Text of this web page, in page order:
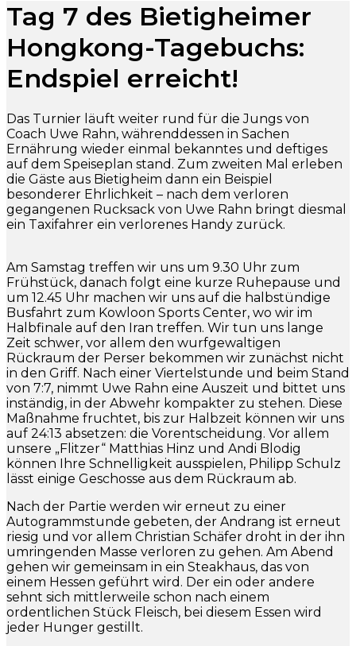
Tag 7 des Bietigheimer
Hongkong-Tagebuchs:
Endspiel erreicht!
Das Turnier läuft weiter rund für die Jungs von
Coach Uwe Rahn, währenddessen in Sachen
Ernährung wieder einmal bekanntes und deftiges
auf dem Speiseplan stand. Zum zweiten Mal erleben
die Gäste aus Bietigheim dann ein Beispiel
besonderer Ehrlichkeit – nach dem verloren
gegangenen Rucksack von Uwe Rahn bringt diesmal
ein Taxifahrer ein verlorenes Handy zurück.
Am Samstag treffen wir uns um 9.30 Uhr zum
Frühstück, danach folgt eine kurze Ruhepause und
um 12.45 Uhr machen wir uns auf die halbstündige
Busfahrt zum Kowloon Sports Center, wo wir im
Halbfinale auf den Iran treffen. Wir tun uns lange
Zeit schwer, vor allem den wurfgewaltigen
Rückraum der Perser bekommen wir zunächst nicht
in den Griff. Nach einer Viertelstunde und beim Stand
von 7:7, nimmt Uwe Rahn eine Auszeit und bittet uns
inständig, in der Abwehr kompakter zu stehen. Diese
Maßnahme fruchtet, bis zur Halbzeit können wir uns
auf 24:13 absetzen: die Vorentscheidung. Vor allem
unsere „Flitzer“ Matthias Hinz und Andi Blodig
können Ihre Schnelligkeit ausspielen, Philipp Schulz
lässt einige Geschosse aus dem Rückraum ab.
Nach der Partie werden wir erneut zu einer
Autogrammstunde gebeten, der Andrang ist erneut
riesig und vor allem Christian Schäfer droht in der ihn
umringenden Masse verloren zu gehen. Am Abend
gehen wir gemeinsam in ein Steakhaus, das von
einem Hessen geführt wird. Der ein oder andere
sehnt sich mittlerweile schon nach einem
ordentlichen Stück Fleisch, bei diesem Essen wird
jeder Hunger gestillt.